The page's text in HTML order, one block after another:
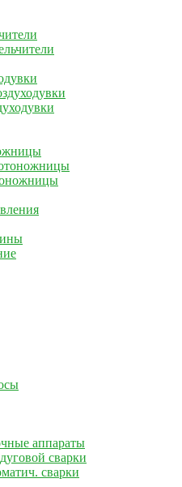
аппараты
сварки
сварки